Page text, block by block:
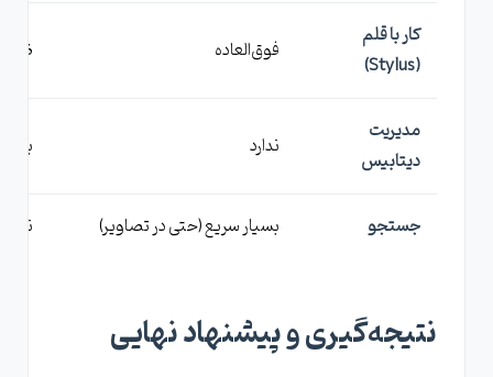
کار با قلم
(Stylus)
فوق‌العاده
مدیریت
دیتابیس
ندارد
جستجو بسیار سریع (حتی در تصاویر)
نتیجه‌گیری و پیشنهاد نهایی